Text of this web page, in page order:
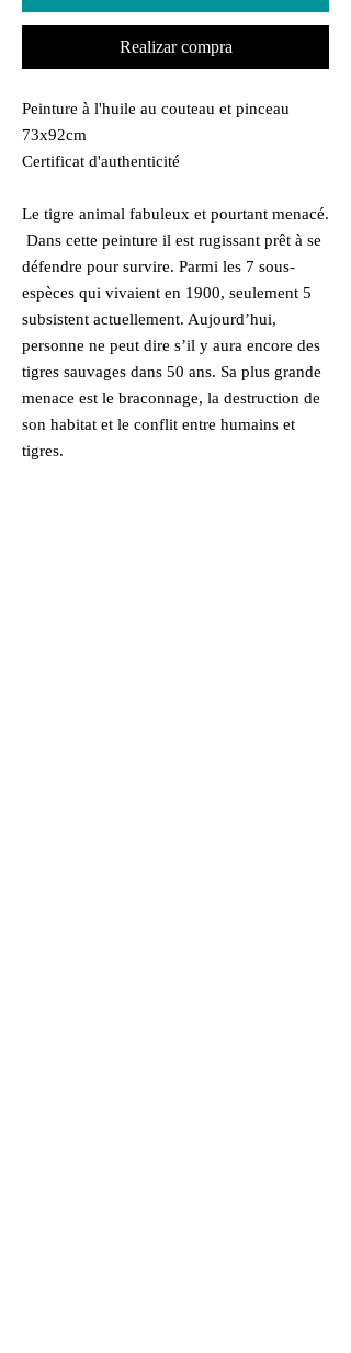
Realizar compra
Peinture à l'huile au couteau et pinceau
73x92cm
Certificat d'authenticité
Le tigre animal fabuleux et pourtant menacé.
Dans cette peinture il est rugissant prêt à se
défendre pour survire. Parmi les 7 sous-
espèces qui vivaient en 1900, seulement 5
subsistent actuellement. Aujourd’hui,
personne ne peut dire s’il y aura encore des
tigres sauvages dans 50 ans. Sa plus grande
menace est le braconnage, la destruction de
son habitat et le conflit entre humains et
tigres.